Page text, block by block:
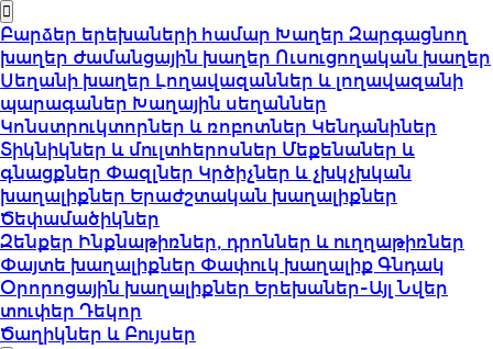
Բարձեր երեխաների համար Խաղեր Զարգացնող
խաղեր Ժամանցային խաղեր Ուսուցողական խաղեր
Սեղանի խաղեր Լողավազաններ և լողավազանի
պարագաներ Խաղային սեղաններ
Կոնստրուկտորներ և ռոբոտներ Կենդանիներ
Տիկնիկներ և մուլտհերոսներ Մեքենաներ և
գնացքներ Փազլներ Կրծիչներ և չխկչխկան
խաղալիքներ Երաժշտական խաղալիքներ
Ծեփամածիկներ
Զենքեր Ինքնաթիռներ, դրոններ և ուղղաթիռներ
Փայտե խաղալիքներ Փափուկ խաղալիքԳնդակ
Օրորոցային խաղալիքներ Երեխաներ-ԱյլՆվեր
տուփեր Դեկոր
Ծաղիկներ և Բույսեր